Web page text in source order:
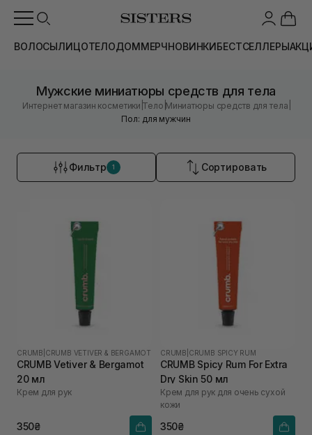
ВОЛОСЫЛИЦОТЕЛОДОММЕРЧНОВИНКИБЕСТСЕЛЛЕРЫ
Мужские миниатюры средств для тела
Интернет магазин косметики |Тело |Миниатюры средств для тела
Пол: для мужчин
Фильтр 1 Сортировать
CRUMB CRUMB VETIVER & BERGAMOT
CRUMB Vetiver & Bergamot
20 мл
Крем для рук
350₴
CRUMB CRUMB SPICY RUM
CRUMB Spicy Rum For Extra
Dry Skin 50 мл
Крем для рук для очень сухой
кожи
350₴